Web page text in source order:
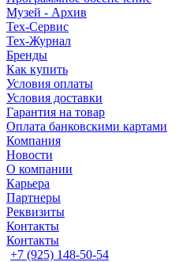
Музей - Архив
Tex-Сервис
Тех-Журнал
Бренды
Как купить
Условия оплаты
Условия доставки
Гарантия на товар
Оплата банковскими картами
Компания
Новости
О компании
Карьера
Партнеры
Реквизиты
Контакты
Контакты
+7 (925) 148-50-54